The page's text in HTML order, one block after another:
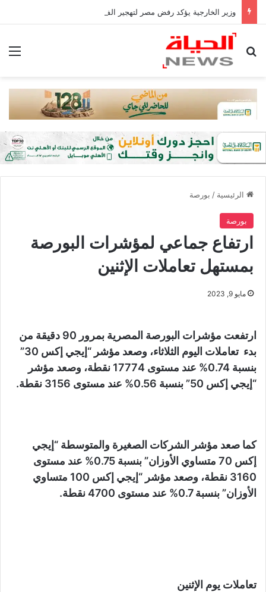
بحث عن
الرئيسية / بورصة
بورصة
ارتفاع جماعي لمؤشرات البورصة
بمستهل تعاملات الإثنين
مايو 9, 2023
ارتفعت مؤشرات البورصة المصرية بمرور 90 دقيقة من
بدء تعاملات اليوم الثلاثاء، وصعد مؤشر “إيجي إكس 30”
بنسبة 0.74% عند مستوى 17774 نقطة، وصعد مؤشر
“إيجي إكس 50” بنسبة 0.56% عند مستوى 3156 نقطة.
كما صعد مؤشر الشركات الصغيرة والمتوسطة “إيجي
إكس 70 متساوي الأوزان” بنسبة 0.75% عند مستوى
3160 نقطة، وصعد مؤشر “إيجي إكس 100 متساوي
الأوزان” بنسبة 0.7% عند مستوى 4700 نقطة.
تعاملات يوم الإثنين